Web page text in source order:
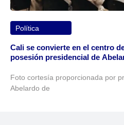
Política
Cali se convierte en el centro
posesión presidencial de
Foto cortesía proporcionada por
Abelardo de